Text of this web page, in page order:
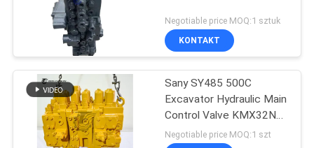
Negotiable price MOQ:1 sztuk
KONTAKT
Sany SY485 500C
Excavator Hydraulic Main
Control Valve KMX32NA
High Quality
Negotiable price MOQ:1 szt